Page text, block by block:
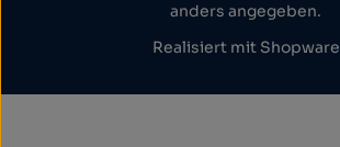
anders angegeben.
Realisiert mit Shopware